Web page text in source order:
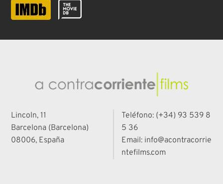
Lincoln, 11
Barcelona (Barcelona)
08006, España
Teléfono: (+34) 93 539 8
5 36
Email: info@acontracorrie
ntefilms.com